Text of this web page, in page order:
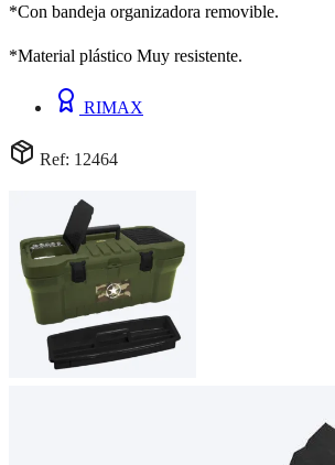
*Con bandeja organizadora removible.
*Material plástico Muy resistente.
RIMAX
Ref: 12464